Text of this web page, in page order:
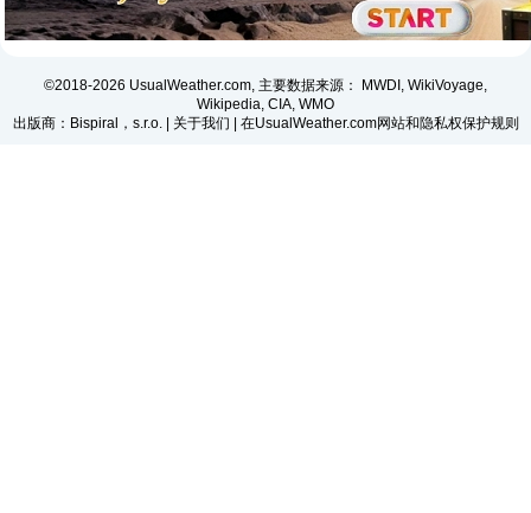
©2018-2026 UsualWeather.com, 主要数据来源： MWDI, WikiVoyage,
Wikipedia, CIA, WMO
出版商：Bispiral，s.r.o. | 关于我们 | 在UsualWeather.com网站和隐私权保护规则